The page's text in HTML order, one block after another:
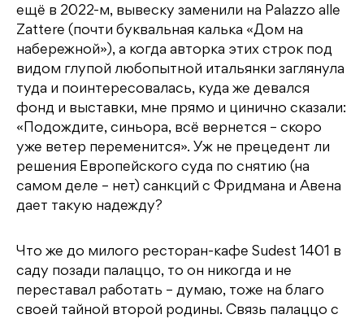
ещё в 2022-м, вывеску заменили на Palazzo alle
Zattere (почти буквальная калька «Дом на
набережной»), а когда авторка этих строк под
видом глупой любопытной итальянки заглянула
туда и поинтересовалась, куда же девался
фонд и выставки, мне прямо и цинично сказали:
«Подождите, синьора, всё вернется – скоро
уже ветер переменится». Уж не прецедент ли
решения Европейского суда по снятию (на
самом деле – нет) санкций с Фридмана и Авена
дает такую надежду?
Что же до милого ресторан-кафе Sudest 1401 в
саду позади палаццо, то он никогда и не
переставал работать – думаю, тоже на благо
своей тайной второй родины. Связь палаццо с